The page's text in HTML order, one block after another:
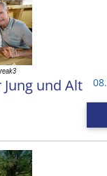
Jung und Alt